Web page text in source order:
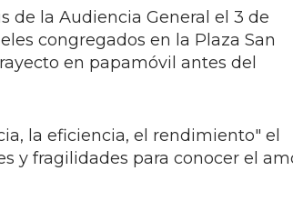
de la Audiencia General el 3 de
congregados en la Plaza San
en papamóvil antes del
la eficiencia, el rendimiento" el
y fragilidades para conocer el